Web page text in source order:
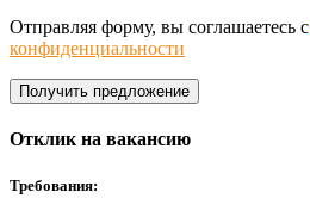
Отправляя форму, вы соглашаетесь с
конфиденциальности
Получить предложение
Отклик на вакансию
Требования: